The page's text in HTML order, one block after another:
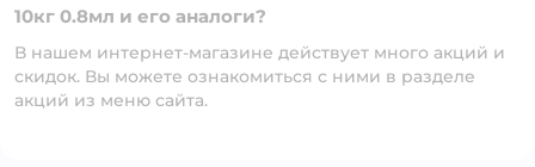
10кг 0.8мл и его аналоги?
В нашем интернет-магазине действует много акций и
скидок. Вы можете ознакомиться с ними в разделе
акций из меню сайта.